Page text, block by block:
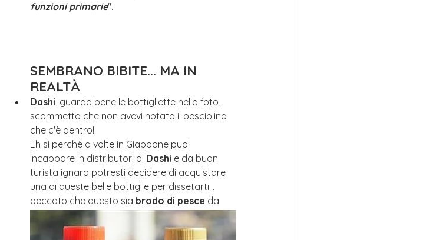
funzioni primarie".
SEMBRANO BIBITE... MA IN
REALTÀ
Dashi, guarda bene le bottigliette nella foto,
scommetto che non avevi notato il pesciolino
che c'è dentro!
Eh sì perchè a volte in Giappone puoi
incappare in distributori di Dashi e da buon
turista ignaro potresti decidere di acquistare
una di queste belle bottiglie per dissetarti...
peccato che questo sia brodo di pesce da